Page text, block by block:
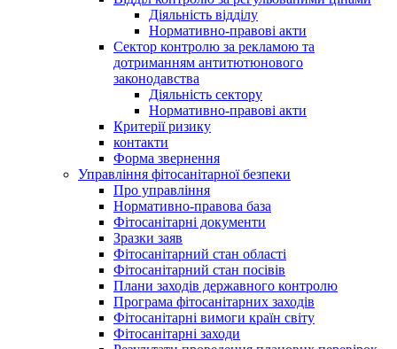
Діяльність відділу
Нормативно-правові акти
Сектор контролю за рекламою та
дотриманням антитютюнового
законодавства
Діяльність сектору
Нормативно-правові акти
Критерії ризику
контакти
Форма звернення
Управління фітосанітарної безпеки
Про управління
Нормативно-правова база
Фітосанітарні документи
Зразки заяв
Фітосанітарний стан області
Фітосанітарний стан посівів
Плани заходів державного контролю
Програма фітосанітарних заходів
Фітосанітарні вимоги країн світу
Фітосанітарні заходи